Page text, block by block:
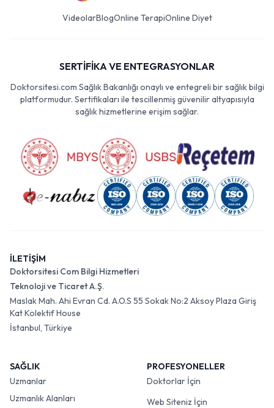
VideolarBlogOnline TerapiOnline Diyet
SERTİFİKA VE ENTEGRASYONLAR
Doktorsitesi.com Sağlık Bakanlığı onaylı ve entegreli bir sağlık bilgi
platformudur. Sertifikaları ile tescillenmiş güvenilir altyapısıyla
sağlık hizmetlerine erişim sağlar.
İLETİŞİM
Doktorsitesi Com Bilgi Hizmetleri
Teknoloji ve Ticaret A.Ş.
Maslak Mah. Ahi Evran Cd. A.O.S 55 Sokak No:2 Aksoy Plaza Giriş
Kat Kolektif House
İstanbul, Türkiye
SAĞLIK
Uzmanlar
Uzmanlık Alanları
PROFESYONELLER
Doktorlar İçin
Web Siteniz İçin